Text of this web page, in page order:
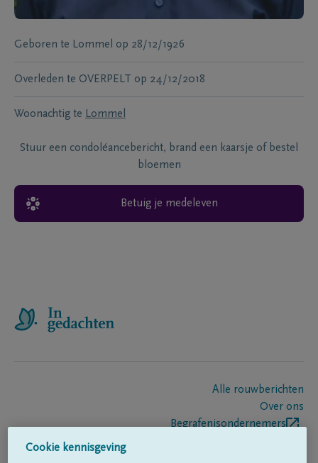
Geboren te Lommel op 28/12/1926
Overleden te OVERPELT op 24/12/2018
Woonachtig te Lommel
Stuur een condoléancebericht, brand een kaarsje of bestel
bloemen
Betuig je medeleven
Alle rouwberichten
Over ons
Begrafenisondernemers
Cookie kennisgeving